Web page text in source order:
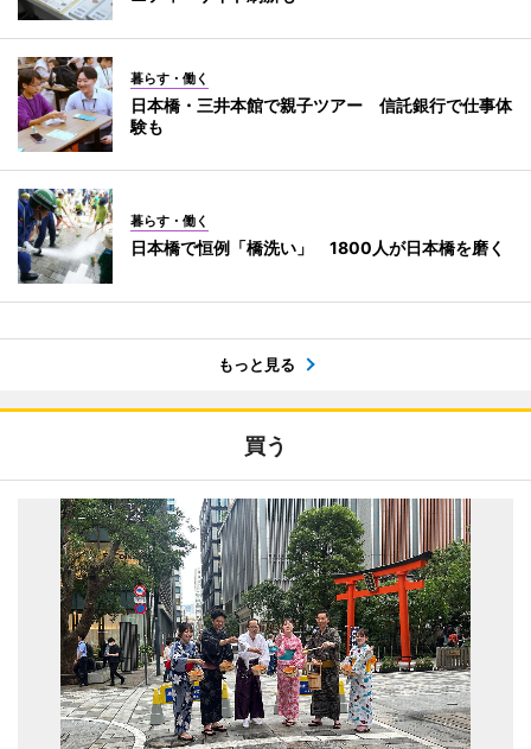
暮らす・働く
日本橋・三井本館で親子ツアー 信託銀行で仕事体
験も
暮らす・働く
日本橋で恒例「橋洗い」 1800人が日本橋を磨く
もっと見る
買う